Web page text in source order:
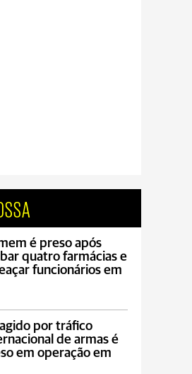
é preso após
quatro farmácias e
funcionários em
por tráfico
de armas é
em operação em